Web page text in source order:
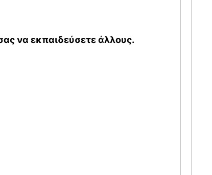
να εκπαιδεύσετε άλλους.